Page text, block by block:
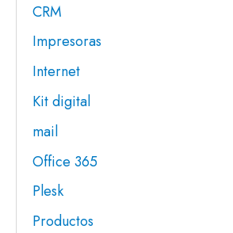
CRM
Impresoras
Internet
Kit digital
mail
Office 365
Plesk
Productos